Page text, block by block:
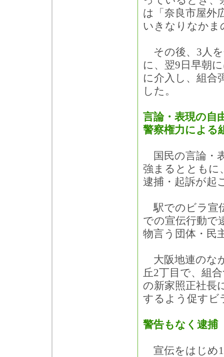
は「奈良市屋外
いきなりなかま
その後、3人を
に、翌9日早朝
に介入し、組合
した。
言論・表現の自
警察権力による
国民の言論・
強まるとともに
逮捕・起訴が起
駅でのビラ宣
での宣伝行動で
物言う団体・民
大阪地連のな
丘2丁目で、組
の新家照正社長
するよう促すビ
警告もなく逮捕
宣伝をはじめ